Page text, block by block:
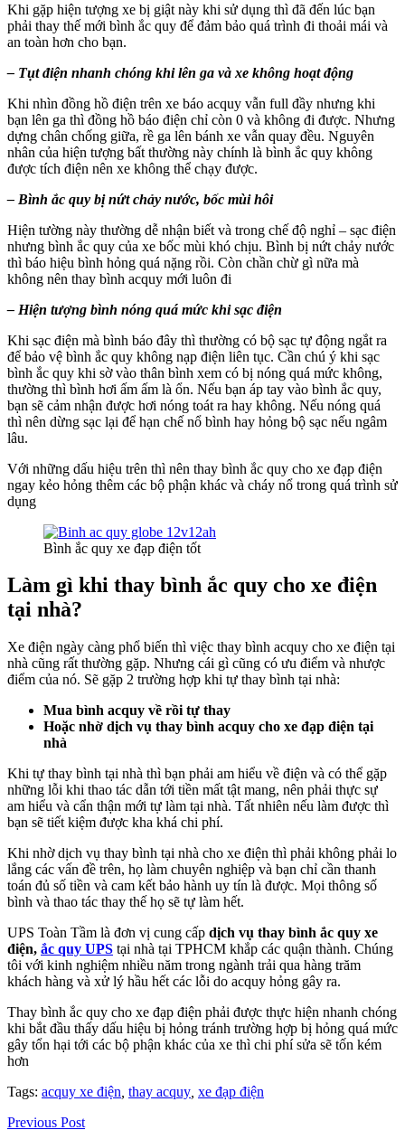
Khi gặp hiện tượng xe bị giật này khi sử dụng thì đã đến lúc bạn
phải thay thế mới bình ắc quy để đảm bảo quá trình đi thoải mái và
an toàn hơn cho bạn.
– Tụt điện nhanh chóng khi lên ga và xe không hoạt động
Khi nhìn đồng hồ điện trên xe báo acquy vẫn full đầy nhưng khi
bạn lên ga thì đồng hồ báo điện chỉ còn 0 và không đi được. Nhưng
dựng chân chống giữa, rề ga lên bánh xe vẫn quay đều. Nguyên
nhân của hiện tượng bất thường này chính là bình ắc quy không
được tích điện nên xe không thể chạy được.
– Bình ắc quy bị nứt chảy nước, bốc mùi hôi
Hiện tường này thường dễ nhận biết và trong chế độ nghỉ – sạc điện
nhưng bình ắc quy của xe bốc mùi khó chịu. Bình bị nứt chảy nước
thì báo hiệu bình hỏng quá nặng rồi. Còn chần chừ gì nữa mà
không nên thay bình acquy mới luôn đi
– Hiện tượng bình nóng quá mức khi sạc điện
Khi sạc điện mà bình báo đây thì thường có bộ sạc tự động ngắt ra
để bảo vệ bình ắc quy không nạp điện liên tục. Cần chú ý khi sạc
bình ắc quy khi sờ vào thân bình xem có bị nóng quá mức không,
thường thì bình hơi ấm ấm là ổn. Nếu bạn áp tay vào bình ắc quy,
bạn sẽ cảm nhận được hơi nóng toát ra hay không. Nếu nóng quá
thì nên dừng sạc lại để hạn chế nổ bình hay hỏng bộ sạc nếu ngâm
lâu.
Với những dấu hiệu trên thì nên thay bình ắc quy cho xe đạp điện
ngay kẻo hỏng thêm các bộ phận khác và cháy nổ trong quá trình sử
dụng
Bình ắc quy xe đạp điện tốt
Làm gì khi thay bình ắc quy cho xe điện
tại nhà?
Xe điện ngày càng phổ biến thì việc thay bình acquy cho xe điện tại
nhà cũng rất thường gặp. Nhưng cái gì cũng có ưu điểm và nhược
điểm của nó. Sẽ gặp 2 trường hợp khi tự thay bình tại nhà:
Mua bình acquy về rồi tự thay
Hoặc nhờ dịch vụ thay bình acquy cho xe đạp điện tại
nhà
Khi tự thay bình tại nhà thì bạn phải am hiểu về điện và có thể gặp
những lỗi khi thao tác dẫn tới tiền mất tật mang, nên phải thực sự
am hiểu và cẩn thận mới tự làm tại nhà. Tất nhiên nếu làm được thì
bạn sẽ tiết kiệm được kha khá chi phí.
Khi nhờ dịch vụ thay bình tại nhà cho xe điện thì phải không phải lo
lắng các vấn đề trên, họ làm chuyên nghiệp và bạn chỉ cần thanh
toán đủ số tiền và cam kết bảo hành uy tín là được. Mọi thông số
bình và thao tác thay thế họ sẽ tự làm hết.
UPS Toàn Tầm là đơn vị cung cấp dịch vụ thay bình ắc quy xe
điện, ắc quy UPS tại nhà tại TPHCM khắp các quận thành. Chúng
tôi với kinh nghiệm nhiều năm trong ngành trải qua hàng trăm
khách hàng và xử lý hầu hết các lỗi do acquy hỏng gây ra.
Thay bình ắc quy cho xe đạp điện phải được thực hiện nhanh chóng
khi bắt đầu thấy dấu hiệu bị hỏng tránh trường hợp bị hỏng quá mức
gây tổn hại tới các bộ phận khác của xe thì chi phí sửa sẽ tốn kém
hơn
Tags: acquy xe điện thay acquy xe đạp điện
Previous Post